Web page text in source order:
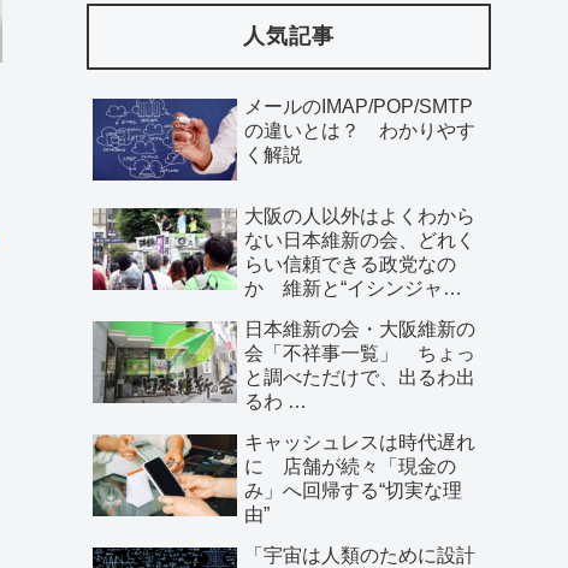
人気記事
メールのIMAP/POP/SMTP
の違いとは？ わかりやす
く解説
大阪の人以外はよくわから
ない日本維新の会、どれく
らい信頼できる政党なの
か 維新と“イシンジャ
る、大阪で起きていること
日本維新の会・大阪維新の
会「不祥事一覧」 ちょっ
と調べただけで、出るわ出
るわ …
キャッシュレスは時代遅れ
に 店舗が続々「現金の
み」へ回帰する“切実な理
由”
「宇宙は人類のために設計